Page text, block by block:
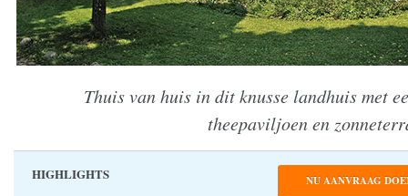
Thuis van huis in dit knusse landhuis met
theepaviljoen en
HIGHLIGHTS
NU AANVRAAG